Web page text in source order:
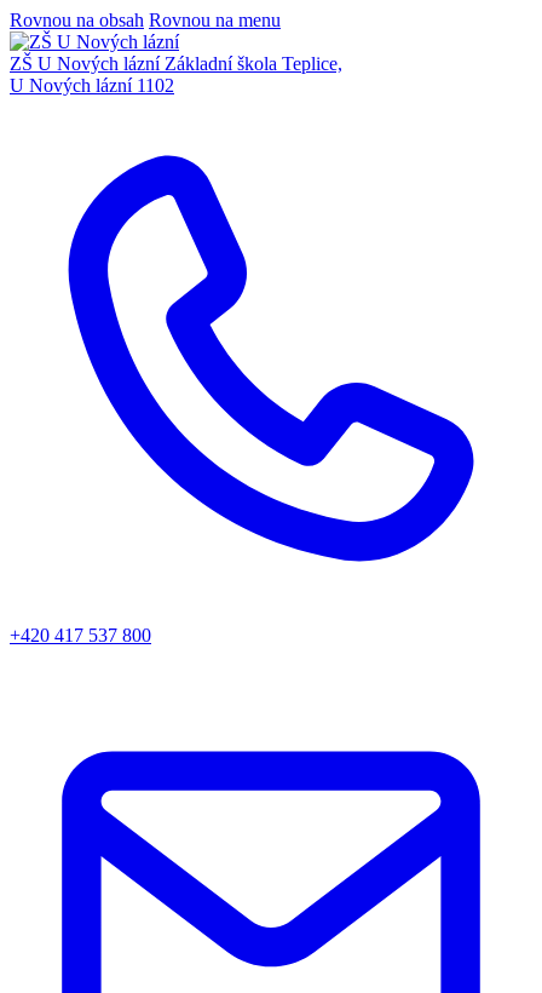
Rovnou na obsah Rovnou na menu
ZŠ U Nových lázní Základní škola Teplice,
U Nových lázní 1102
+420 417 537 800